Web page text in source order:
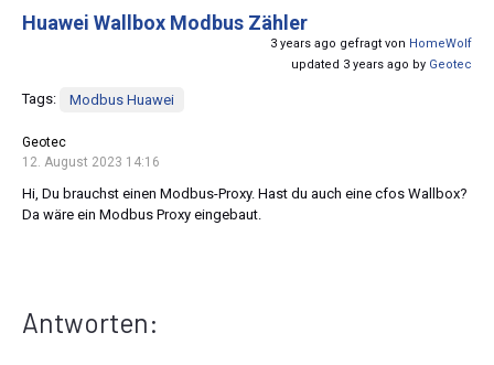
Huawei Wallbox Modbus Zähler
3 years ago gefragt von HomeWolf
updated 3 years ago by Geotec
Tags: Modbus Huawei
Geotec
12. August 2023 14:16
Hi, Du brauchst einen Modbus-Proxy. Hast du auch eine cfos Wallbox?
Da wäre ein Modbus Proxy eingebaut.
Antworten: